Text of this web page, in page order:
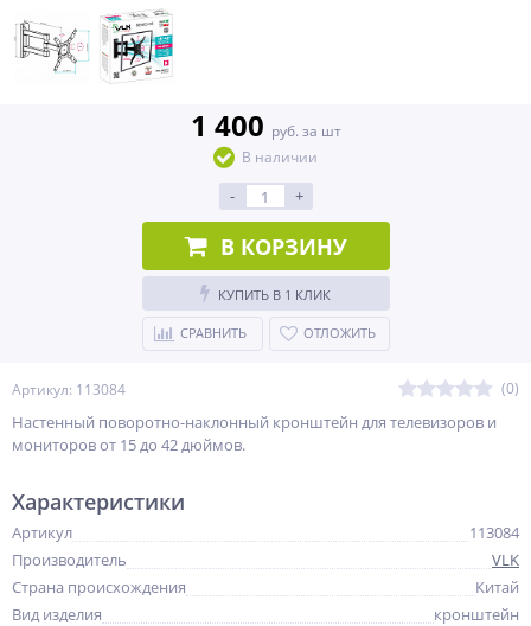
Артикул: 113084 (0)
Настенный поворотно-наклонный кронштейн для телевизоров и
мониторов от 15 до 42 дюймов.
1 400 руб. за шт
В наличии
- +
В КОРЗИНУ
КУПИТЬ В 1 КЛИК
СРАВНИТЬ ОТЛОЖИТЬ
Характеристики
Артикул
113084
Производитель
VLK
Страна происхождения
Китай
Вид изделия
кронштейн